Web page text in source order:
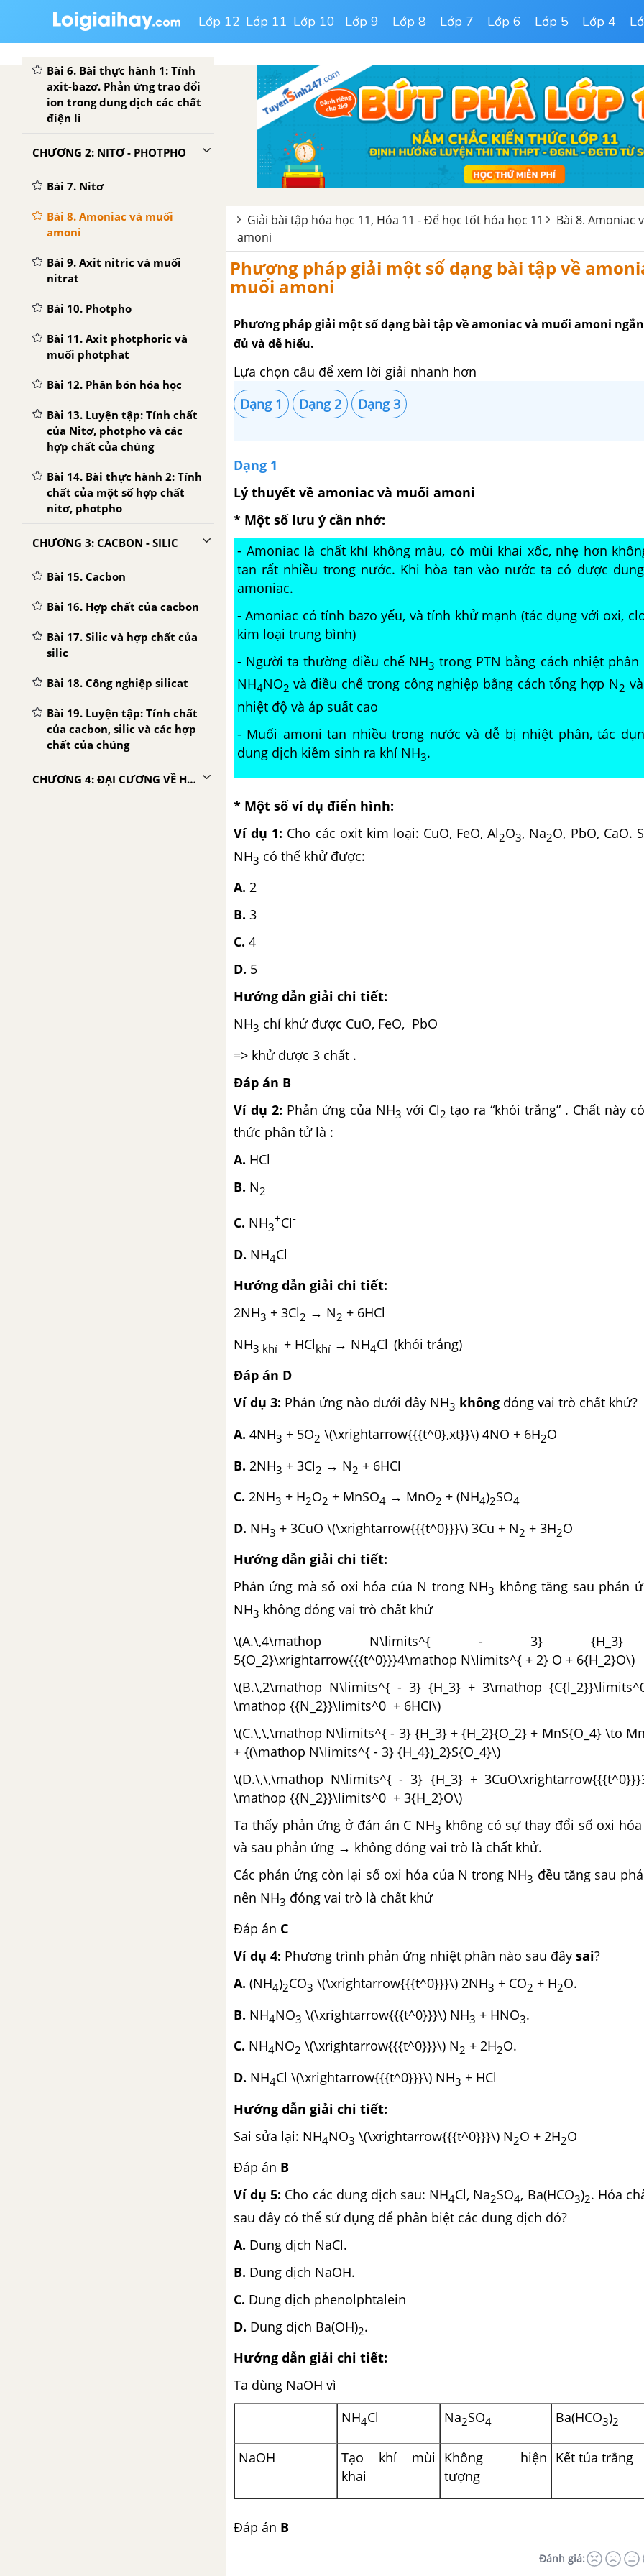
Lớp 12 Lớp 11 Lớp 10 Lớp 9 Lớp 8 Lớp 7 Lớp 6 Lớp 5 Lớp 4
và muối. Phản ứng trao đổi
ion trong dung dịch các chất
điện li
Bài 6. Bài thực hành 1: Tính
axit-bazơ. Phản ứng trao đổi
ion trong dung dịch các chất
điện li
CHƯƠNG 2: NITƠ - PHOTPHO
Bài 7. Nitơ
Bài 8. Amoniac và muối
amoni
Bài 9. Axit nitric và muối
nitrat
Bài 10. Photpho
Bài 11. Axit photphoric và
muối photphat
Bài 12. Phân bón hóa học
Bài 13. Luyện tập: Tính chất
của Nitơ, photpho và các
hợp chất của chúng
Bài 14. Bài thực hành 2: Tính
chất của một số hợp chất
nitơ, photpho
CHƯƠNG 3: CACBON - SILIC
Bài 15. Cacbon
Bài 16. Hợp chất của cacbon
Bài 17. Silic và hợp chất của
silic
Bài 18. Công nghiệp silicat
Bài 19. Luyện tập: Tính chất
của cacbon, silic và các hợp
chất của chúng
CHƯƠNG 4: ĐẠI CƯƠNG VỀ HÓA HỌC HỮU CƠ
Giải bài tập hóa học 11, Hóa 11 - Để học tốt hóa học 11
Bài 8. Amoniac
amoni
Phương pháp giải một số dạng bài tập về
muối amoni
Phương pháp giải một số dạng bài tập về amoniac và muối amoni
đủ và dễ hiểu.
Lựa chọn câu để xem lời giải nhanh hơn
Dạng 1
Dạng 2 Dạng 3
Dạng 1
Lý thuyết về amoniac và muối amoni
* Một số lưu ý cần nhớ:
- Amoniac là chất khí không màu, có mùi khai xốc, nhẹ hơn
tan rất nhiều trong nước. Khi hòa tan vào nước ta có được
amoniac.
- Amoniac có tính bazo yếu, và tính khử mạnh (tác dụng với oxi,
kim loại trung bình)
- Người ta thường điều chế NH3 trong PTN bằng cách nhiệt phân
NH4NO2 và điều chế trong công nghiệp bằng cách tổng hợp N2
nhiệt độ và áp suất cao
- Muối amoni tan nhiều trong nước và dễ bị nhiệt phân, tác
dung dịch kiềm sinh ra khí NH3.
* Một số ví dụ điển hình:
Ví dụ 1: Cho các oxit kim loại: CuO, FeO, Al2O3, Na2O, PbO, CaO.
NH3 có thể khử được:
A. 2
B. 3
C. 4
D. 5
Hướng dẫn giải chi tiết:
NH3 chỉ khử được CuO, FeO, PbO
=> khử được 3 chất .
Đáp án B
Ví dụ 2: Phản ứng của NH3 với Cl2 tạo ra “khói trắng” . Chất này
thức phân tử là :
A. HCl
B. N2
C. NH3
+Cl-
D. NH4Cl
Hướng dẫn giải chi tiết:
2NH3 + 3Cl2 → N2 + 6HCl
NH3 khí + HClkhí → NH4Cl (khói trắng)
Đáp án D
Ví dụ 3: Phản ứng nào dưới đây NH3 không đóng vai trò chất khử?
A. 4NH3 + 5O2 \(\xrightarrow{{{t^0},xt}}\) 4NO + 6H2O
B. 2NH3 + 3Cl2 → N2 + 6HCl
C. 2NH3 + H2O2 + MnSO4 → MnO2 + (NH4)2SO4
D. NH3 + 3CuO \(\xrightarrow{{{t^0}}}\) 3Cu + N2 + 3H2O
Hướng dẫn giải chi tiết:
Phản ứng mà số oxi hóa của N trong NH3 không tăng sau phản
NH3 không đóng vai trò chất khử
\(A.\,4\mathop N\limits^{ - 3}
5{O_2}\xrightarrow{{{t^0}}}4\mathop N\limits^{ + 2} O + 6{H_2}O\)
\(B.\,2\mathop N\limits^{ - 3} {H_3} + 3\mathop
\mathop {{N_2}}\limits^0 + 6HCl\)
\(C.\,\,\mathop N\limits^{ - 3} {H_3} + {H_2}{O_2} + MnS{O_4} \to
+ {(\mathop N\limits^{ - 3} {H_4})_2}S{O_4}\)
\(D.\,\,\mathop N\limits^{ - 3} {H_3} +
\mathop {{N_2}}\limits^0 + 3{H_2}O\)
Ta thấy phản ứng ở đán án C NH3 không có sự thay đổi số oxi
và sau phản ứng → không đóng vai trò là chất khử.
Các phản ứng còn lại số oxi hóa của N trong NH3 đều tăng sau
nên NH3 đóng vai trò là chất khử
Đáp án C
Ví dụ 4: Phương trình phản ứng nhiệt phân nào sau đây sai?
A. (NH4)2CO3 \(\xrightarrow{{{t^0}}}\) 2NH3 + CO2 + H2O.
B. NH4NO3 \(\xrightarrow{{{t^0}}}\) NH3 + HNO3.
C. NH4NO2 \(\xrightarrow{{{t^0}}}\) N2 + 2H2O.
D. NH4Cl \(\xrightarrow{{{t^0}}}\) NH3 + HCl
Hướng dẫn giải chi tiết:
Sai sửa lại: NH4NO3 \(\xrightarrow{{{t^0}}}\) N2O + 2H2O
Đáp án B
Ví dụ 5: Cho các dung dịch sau: NH4Cl, Na2SO4, Ba(HCO3)2. Hóa
sau đây có thể sử dụng để phân biệt các dung dịch đó?
A. Dung dịch NaCl.
B. Dung dịch NaOH.
C. Dung dịch phenolphtalein
D. Dung dịch Ba(OH)2.
Hướng dẫn giải chi tiết:
Ta dùng NaOH vì
NH4Cl Na2SO4 Ba(HCO3)2
NaOH
Tạo khí mùi
khai
Không hiện
tượng
Kết tủa trắng
Đáp án B
Đánh giá: